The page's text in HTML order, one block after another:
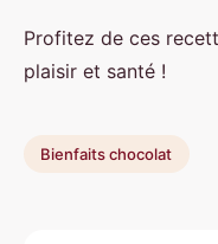
Profitez de ces
plaisir et santé !
Bienfaits chocolat